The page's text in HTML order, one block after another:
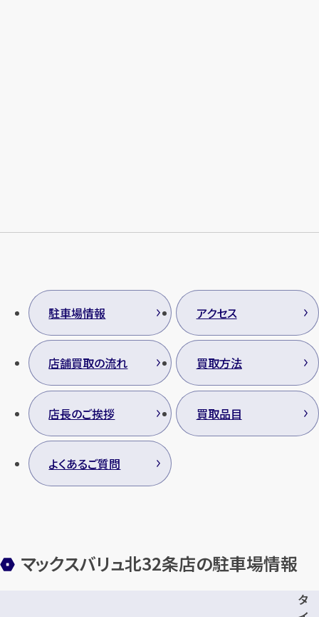
駐車場情報 アクセス
店舗買取の流れ 買取方法
店長のご挨拶 買取品目
よくあるご質問
マックスバリュ北32条店の駐車場情報
タ